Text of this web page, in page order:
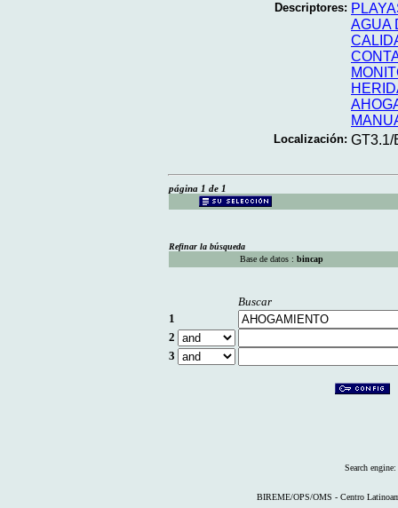
Descriptores:
AGUA
Localización: GT3.1/
página 1 de 1
Refinar la búsqueda
Base de datos : bincap
Buscar
1
2
3
Search engine:
BIREME/OPS/OMS - Centro